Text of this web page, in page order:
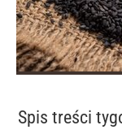
Spis treści